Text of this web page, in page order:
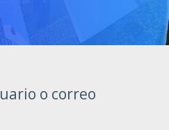
o correo